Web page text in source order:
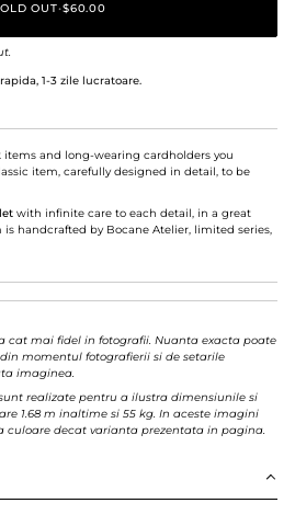
OUT•$60.00
1-3 zile lucratoare.
items and long-wearing cardholders you
item, carefully designed in detail, to be
with infinite care to each detail, in a great
handcrafted by Bocane Atelier, limited series,
cat mai fidel in fotografii. Nuanta exacta poate
momentul fotografierii si de setarile
imaginea.
realizate pentru a ilustra dimensiunile si
1.68 m inaltime si 55 kg. In aceste imagini
decat varianta prezentata in pagina.